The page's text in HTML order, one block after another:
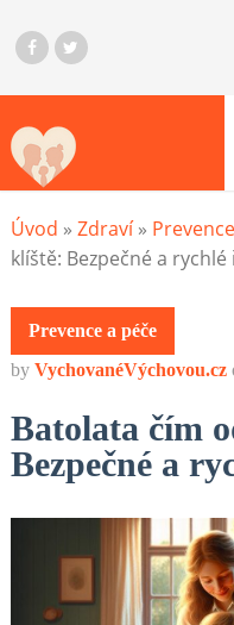
Úvod » Zdraví»
klíště: Bezpečné a
Prevence a péče
by VychovanéVýchovou.cz
Batolata čím
Bezpečné a